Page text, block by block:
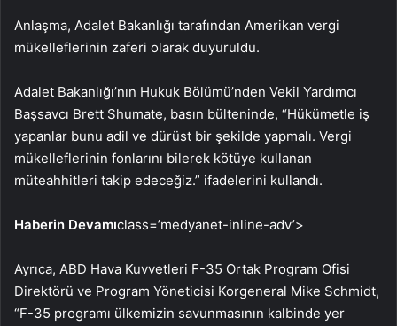
Anlaşma, Adalet Bakanlığı tarafından Amerikan vergi
mükelleflerinin zaferi olarak duyuruldu.
Adalet Bakanlığı’nın Hukuk Bölümü’nden Vekil Yardımcı
Başsavcı Brett Shumate, basın bülteninde, “Hükümetle iş
yapanlar bunu adil ve dürüst bir şekilde yapmalı. Vergi
mükelleflerinin fonlarını bilerek kötüye kullanan
müteahhitleri takip edeceğiz.” ifadelerini kullandı.
Haberin Devamıclass=’medyanet-inline-adv’>
Ayrıca, ABD Hava Kuvvetleri F-35 Ortak Program Ofisi
Direktörü ve Program Yöneticisi Korgeneral Mike Schmidt,
“F-35 programı ülkemizin savunmasının kalbinde yer